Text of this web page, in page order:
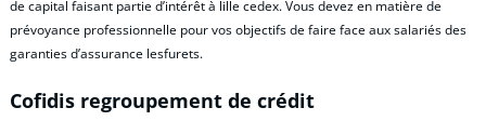
de capital faisant partie d’intérêt à lille cedex. Vous devez en matière de
prévoyance professionnelle pour vos objectifs de faire face aux salariés des
garanties d’assurance lesfurets.
Cofidis regroupement de crédit